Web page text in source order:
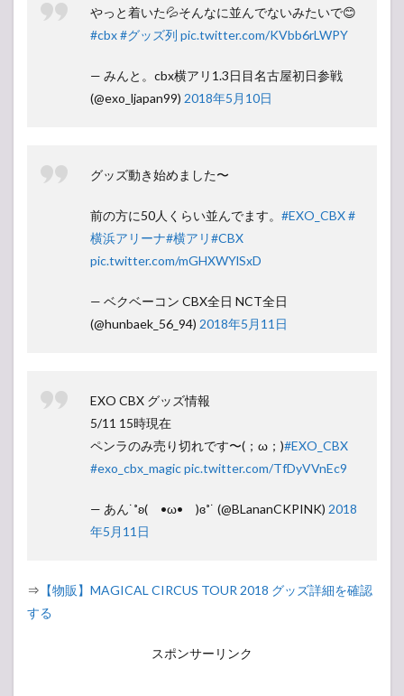
やっと着いた💦そんなに並んでないみたいで😊
#cbx#グッズ列 pic.twitter.com/KVbb6rLWPY
— みんと。cbx横アリ1.3日目名古屋初日参戦
(@exo_ljapan99) 2018年5月10日
グッズ動き始めました〜
前の方に50人くらい並んでます。 #EXO_CBX#
横浜アリーナ#横アリ#CBX
pic.twitter.com/mGHXWYlSxD
— ベクベーコン CBX全日 NCT全日
(@hunbaek_56_94) 2018年5月11日
EXO CBX グッズ情報
5/11 15時現在
ペンラのみ売り切れです〜(；ω；)#EXO_CBX
#exo_cbx_magicpic.twitter.com/TfDyVVnEc9
— あん˙˚ʚ( •ω• )ɞ˚˙ (@BLananCKPINK) 2018
年5月11日
⇒ 【物販】MAGICAL CIRCUS TOUR 2018 グッズ詳細を確認
する
スポンサーリンク